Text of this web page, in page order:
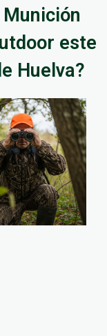
este
Huelva?